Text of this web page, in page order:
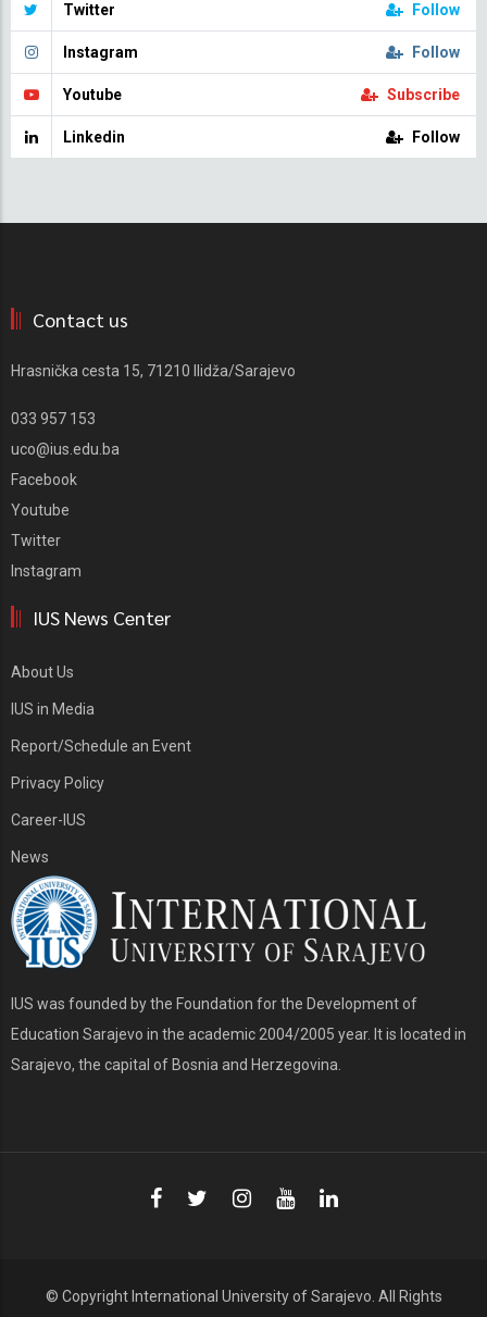
Twitter Follow
Instagram Follow
Youtube Subscribe
Linkedin Follow
Contact us
Hrasnička cesta 15, 71210 Ilidža/Sarajevo
033 957 153
uco@ius.edu.ba
Facebook
Youtube
Twitter
Instagram
IUS News Center
About Us
IUS in Media
Report/Schedule an Event
Privacy Policy
Career-IUS
News
IUS was founded by the Foundation for the Development of
Education Sarajevo in the academic 2004/2005 year. It is located in
Sarajevo, the capital of Bosnia and Herzegovina.
© Copyright International University of Sarajevo . All Rights